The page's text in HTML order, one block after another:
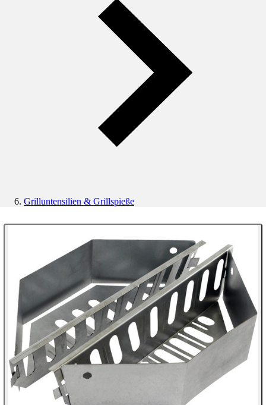
Grilluntensilien & Grillspieße